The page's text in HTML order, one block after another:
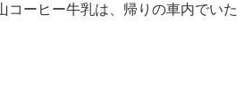
コーヒー牛乳は、帰りの車内でいた